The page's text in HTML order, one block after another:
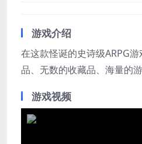
游戏介绍
在这款怪诞的史诗级ARPG
品、无数的收藏品、海量的
游戏视频